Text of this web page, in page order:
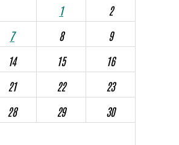
1
2
7 8
9
14 15
16
21 22
23
28 29
30